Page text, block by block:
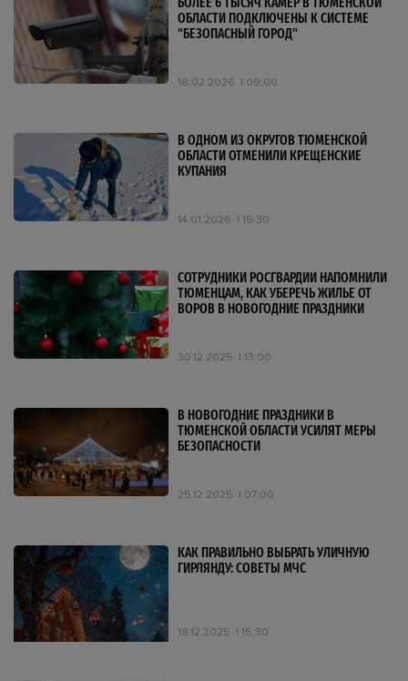
ОБЛАСТИ ПОДКЛЮЧЕНЫ К СИСТЕМЕ
"БЕЗОПАСНЫЙ ГОРОД"
18.02.2026 09:00
В ОДНОМ ИЗ ОКРУГОВ ТЮМЕНСКОЙ
ОБЛАСТИ ОТМЕНИЛИ КРЕЩЕНСКИЕ
КУПАНИЯ
14.01.2026 15:30
СОТРУДНИКИ РОСГВАРДИИ НАПОМНИЛИ
ТЮМЕНЦАМ, КАК УБЕРЕЧЬ ЖИЛЬЕ ОТ
ВОРОВ В НОВОГОДНИЕ ПРАЗДНИКИ
30.12.2025 13:00
В НОВОГОДНИЕ ПРАЗДНИКИ В
ТЮМЕНСКОЙ ОБЛАСТИ УСИЛЯТ МЕРЫ
БЕЗОПАСНОСТИ
25.12.2025 07:00
КАК ПРАВИЛЬНО ВЫБРАТЬ УЛИЧНУЮ
ГИРЛЯНДУ: СОВЕТЫ МЧС
18.12.2025 15:30